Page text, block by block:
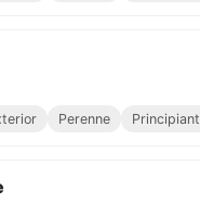
Perenne